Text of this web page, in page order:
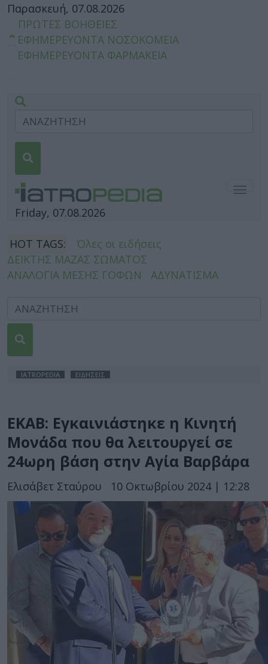
Παρασκευή, 07.08.2026
ΠΡΩΤΕΣ ΒΟΗΘΕΙΕΣ
ΕΦΗΜΕΡΕΥΟΝΤΑ ΝΟΣΟΚΟΜΕΙΑ
ΕΦΗΜΕΡΕΥΟΝΤΑ ΦΑΡΜΑΚΕΙΑ
Friday, 07.08.2026
HOT TAGS:
Όλες οι ειδήσεις
ΔΕΙΚΤΗΣ ΜΑΖΑΣ ΣΩΜΑΤΟΣ
ΑΝΑΛΟΓΙΑ ΜΕΣΗΣ ΓΟΦΩΝ
ΑΔΥΝΑΤΙΣΜΑ
IATROPEDIA ΕΙΔΗΣΕΙΣ
ΕΚΑΒ: Εγκαινιάστηκε η Κινητή
Μονάδα που θα λειτουργεί σε
24ωρη βάση στην Αγία Βαρβάρα
Ελισάβετ Σταύρου 10 Οκτωβρίου 2024 | 12:28